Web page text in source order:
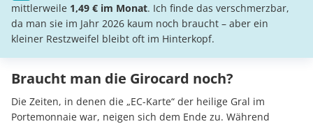
mittlerweile 1,49 € im Monat. Ich finde das verschmerzbar,
da man sie im Jahr 2026 kaum noch braucht – aber ein
kleiner Restzweifel bleibt oft im Hinterkopf.
Braucht man die Girocard noch?
Die Zeiten, in denen die „EC-Karte“ der heilige Gral im
Portemonnaie war, neigen sich dem Ende zu. Während